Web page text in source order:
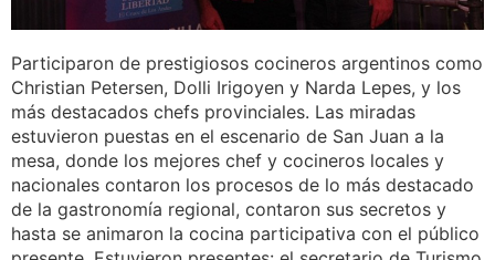
Participaron de prestigiosos cocineros argentinos como
Christian Petersen, Dolli Irigoyen y Narda Lepes, y los
más destacados chefs provinciales. Las miradas
estuvieron puestas en el escenario de San Juan a la
mesa, donde los mejores chef y cocineros locales y
nacionales contaron los procesos de lo más destacado
de la gastronomía regional, contaron sus secretos y
hasta se animaron la cocina participativa con el público